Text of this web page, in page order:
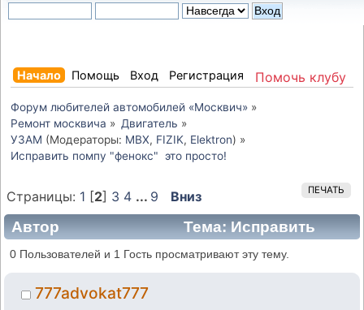
Помочь клубу
Начало Помощь Вход Регистрация
Форум любителей автомобилей «Москвич» »
Ремонт москвича » Двигатель »
УЗАМ (Модераторы: MBX, FIZIK, Elektron) »
Исправить помпу "фенокс"  это просто!
ПЕЧАТЬ
Страницы: 1 [2] 3 4 ... 9 Вниз
Автор
Тема: Исправить
помпу "фенокс" это просто! (Прочитано
78581 раз)
0 Пользователей и 1 Гость просматривают эту тему.
777advokat777